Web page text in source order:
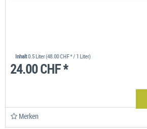
Inhalt0.5 Liter(48.00 CHF * / 1 Liter)
24.00 CHF *
Merken